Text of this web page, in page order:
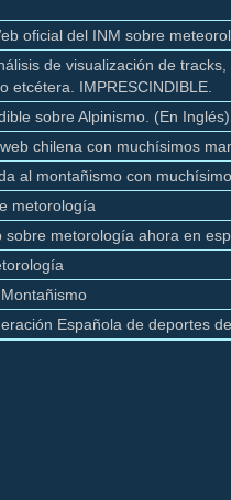
oficial del INM sobre
de visualización de tracks
etcétera. IMPRESCINDIBLE.
sobre Alpinismo. (En Inglés)
chilena con muchísimos
al montañismo con
metorología
sobre metorología ahora en
Española de deportes